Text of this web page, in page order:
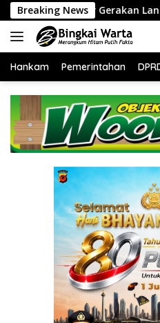
Langsung
ke
konten
Breaking News
Langit Biru Indonesia
Hankam Pemerintahan